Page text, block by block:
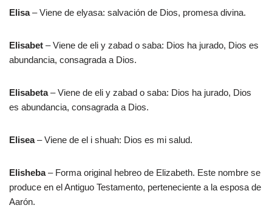
Elisa– Viene de elyasa: salvación de Dios, promesa divina.
Elisabet – Viene de eli y zabad o saba: Dios ha jurado, Dios es
abundancia, consagrada a Dios.
Elisabeta– Viene de eli y zabad o saba: Dios ha jurado, Dios
es abundancia, consagrada a Dios.
Elisea– Viene de el i shuah: Dios es mi salud.
Elisheba– Forma original hebreo de Elizabeth. Este nombre se
produce en el Antiguo Testamento, perteneciente a la esposa de
Aarón.